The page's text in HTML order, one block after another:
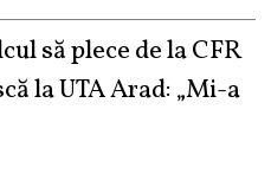
să plece de la CFR
la UTA Arad: „Mi-a